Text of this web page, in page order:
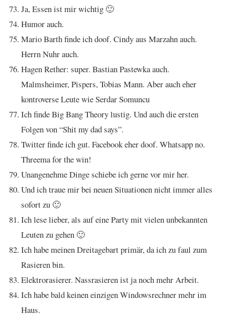
Ja, Essen ist mir wichtig 🙂
Humor auch.
Mario Barth finde ich doof. Cindy aus Marzahn auch.
Herrn Nuhr auch.
Hagen Rether: super. Bastian Pastewka auch.
Malmsheimer, Pispers, Tobias Mann. Aber auch eher
kontroverse Leute wie Serdar Somuncu
Ich finde Big Bang Theory lustig. Und auch die ersten
Folgen von “Shit my dad says”.
Twitter finde ich gut. Facebook eher doof. Whatsapp no.
Threema for the win!
Unangenehme Dinge schiebe ich gerne vor mir her.
Und ich traue mir bei neuen Situationen nicht immer alles
sofort zu 🙂
Ich lese lieber, als auf eine Party mit vielen unbekannten
Leuten zu gehen 🙂
Ich habe meinen Dreitagebart primär, da ich zu faul zum
Rasieren bin.
Elektrorasierer. Nassrasieren ist ja noch mehr Arbeit.
Ich habe bald keinen einzigen Windowsrechner mehr im
Haus.